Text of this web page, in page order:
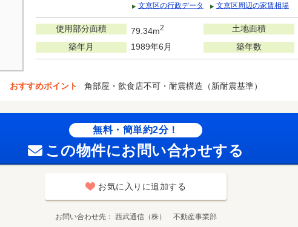
文京区の行政データ
文京区周辺の家賃相場
使用部分面積 79.34m2 土地面積
築年月
1989年6月 築年数
おすすめポイント 角部屋・飲食店不可・耐震構造（新耐震基準）
無料・簡単約2分！
この物件にお問い合わせする
お気に入りに追加する
お問い合わせ先 西武通信（株） 不動産事業部